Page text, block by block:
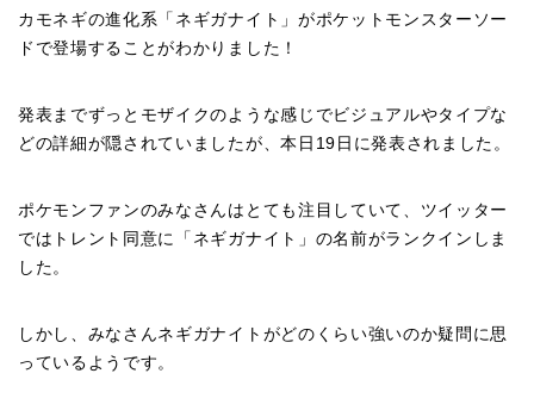
カモネギの進化系「ネギガナイト」がポケットモンスターソー
ドで登場することがわかりました！
発表までずっとモザイクのような感じでビジュアルやタイプな
どの詳細が隠されていましたが、本日19日に発表されました。
ポケモンファンのみなさんはとても注目していて、ツイッター
ではトレント同意に「ネギガナイト」の名前がランクインしま
した。
しかし、みなさんネギガナイトがどのくらい強いのか疑問に思
っているようです。